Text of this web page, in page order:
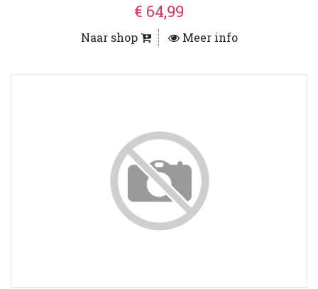
€ 64,99
Naar shop Meer info